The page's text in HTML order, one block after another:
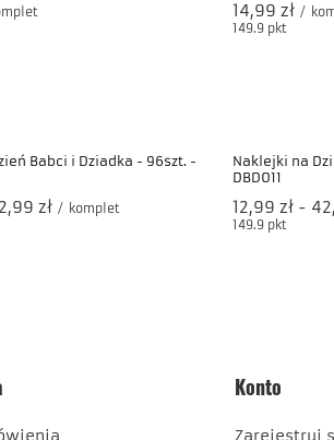
Babci i Dziadka - 48szt. -
Naklejki na
DBD019
14,99 zł